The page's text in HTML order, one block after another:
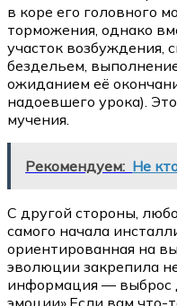
в коре его головного
торможения, однако
участок возбуждения,
бездельем,
ожиданием её
надоевшего урока).
мучения.
Рекомендуем: Не
С другой стороны,
самого начала
ориентированная на
эволюции закрепила
информация —